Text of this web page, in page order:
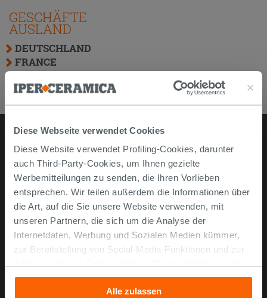
Diese Webseite verwendet Cookies
Diese Website verwendet Profiling-Cookies, darunter
auch Third-Party-Cookies, um Ihnen gezielte
Werbemitteilungen zu senden, die Ihren Vorlieben
entsprechen. Wir teilen außerdem die Informationen über
die Art, auf die Sie unsere Website verwenden, mit
unseren Partnern, die sich um die Analyse der
Internetdaten, Werbung und Sozialen Medien kümmer,
zur Bereitstellung von Social-Media-Funktionen und zur
anderen Informationen, die Sie ihnen geliefert haben oder
die sie aufgrund Ihrer Verwendung ihrer Dienste
Alle zulassen
GESCHÄFTE
AUSLAND
DEUTSCHLAND
FRANCE
MALTA
ÖSTERREICH
Online kaufen
Musterstücke
Bestellen Sie mit uns
Wie man online kauft
Lieferzeiten und -kosten
Problemlose lieferung